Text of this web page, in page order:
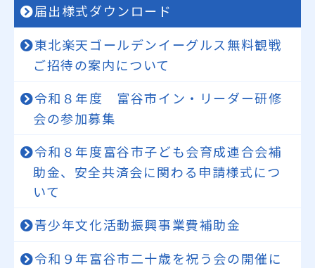
届出様式ダウンロード
東北楽天ゴールデンイーグルス無料観戦
ご招待の案内について
令和８年度 富谷市イン・リーダー研修
会の参加募集
令和８年度富谷市子ども会育成連合会補
助金、安全共済会に関わる申請様式につ
いて
青少年文化活動振興事業費補助金
令和９年富谷市二十歳を祝う会の開催に